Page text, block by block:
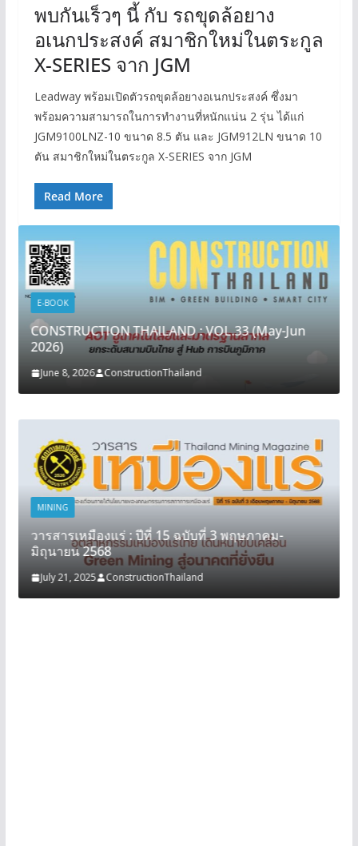
พบกันเร็วๆ นี้ กับ รถขุดล้อยาง
อเนกประสงค์ สมาชิกใหม่ในตระกูล
X-SERIES จาก JGM
Leadway พร้อมเปิดตัวรถขุดล้อยางอเนกประสงค์ ซึ่งมา
พร้อมความสามารถในการทำงานที่หนักแน่น 2 รุ่น ได้แก่
JGM9100LNZ-10 ขนาด 8.5 ตัน และ JGM912LN ขนาด 10
ตัน สมาชิกใหม่ในตระกูล X-SERIES จาก JGM
Read More
E-BOOK
CONSTRUCTION THAILAND : VOL.33 (May-Jun
2026)
June 8, 2026 ConstructionThailand
MINING
วารสารเหมืองแร่ : ปีที่ 15 ฉบับที่ 3 พฤษภาคม-
มิถุนายน 2568
July 21, 2025 ConstructionThailand